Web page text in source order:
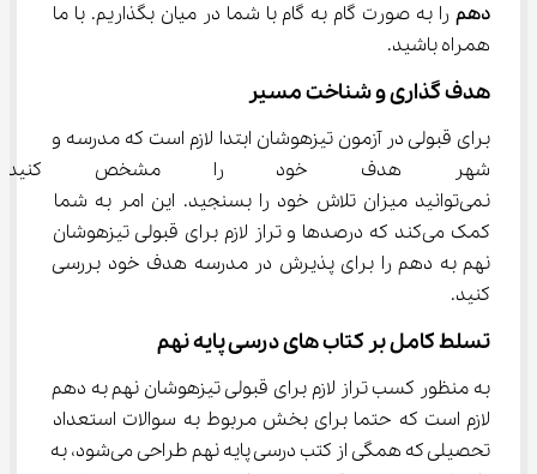
دهم را به صورت گام به گام با شما در میان بگذاریم. با ما
همراه باشید.
هدف گذاری و شناخت مسیر
برای قبولی در آزمون تیزهوشان ابتدا لازم است که مدرسه و
شهر هدف خود را مشخص
نمی‌توانید میزان تلاش خود را بسنجید. این امر به شما
کمک می‌کند که درصدها و تراز لازم برای قبولی تیزهوشان
نهم به دهم را برای پذیرش در مدرسه هدف خود بررسی
کنید.
تسلط کامل بر کتاب های درسی پایه نهم
به منظور کسب تراز لازم برای قبولی تیزهوشان نهم به دهم
لازم است که حتما برای بخش مربوط به سوالات استعداد
تحصیلی که همگی از کتب درسی پایه نهم طراحی می‌شود، به